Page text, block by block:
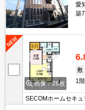
愛
築
画像：28枚
敷
1階
SECOMホームセキ